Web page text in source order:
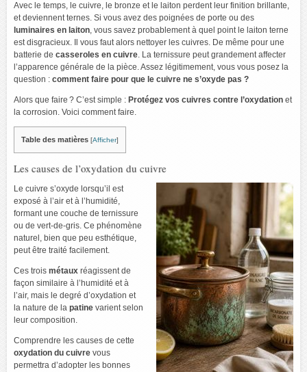
Avec le temps, le cuivre, le bronze et le laiton perdent leur finition brillante,
et deviennent ternes. Si vous avez des poignées de porte ou des
luminaires en laiton, vous savez probablement à quel point le laiton terne
est disgracieux. Il vous faut alors nettoyer les cuivres. De même pour une
batterie de casseroles en cuivre. La ternissure peut grandement affecter
l’apparence générale de la pièce. Assez légitimement, vous vous posez la
question : comment faire pour que le cuivre ne s’oxyde pas ?
Alors que faire ? C’est simple : Protégez vos cuivres contre l’oxydation et
la corrosion. Voici comment faire.
Table des matières [Afficher]
Les causes de l’oxydation du cuivre
Le cuivre s’oxyde lorsqu’il est
exposé à l’air et à l’humidité,
formant une couche de ternissure
ou de vert-de-gris. Ce phénomène
naturel, bien que peu esthétique,
peut être traité facilement.
Ces trois métaux réagissent de
façon similaire à l’humidité et à
l’air, mais le degré d’oxydation et
la nature de la patine varient selon
leur composition.
Comprendre les causes de cette
oxydation du cuivre vous
permettra d’adopter les bonnes